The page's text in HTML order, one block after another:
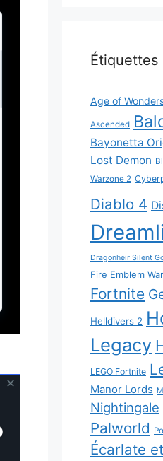
Étiquettes
Age of
Ascended
Bayonetta
Lost Demon
Warzone 2
Diablo 4
Dragonheir Silent
Fire Emblem
Fortnite
Helldivers 2
Legacy
LEGO Fortnite
Manor Lords
Nightingale
Palworld
Écarlate